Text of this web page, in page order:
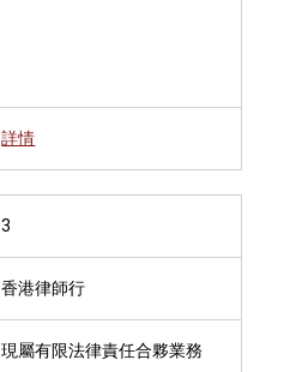
詳情
3
香港律師行
現屬有限法律責任合夥業務